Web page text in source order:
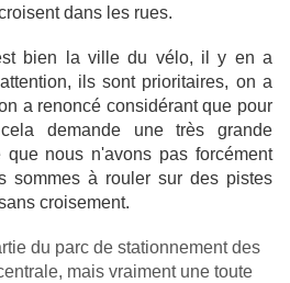
dans les rues.
bien la ville du vélo, il y en a
ils sont prioritaires, on a
a renoncé considérant que pour
demande une très grande
que nous n'avons pas forcément
sommes à rouler sur des pistes
croisement.
du parc de stationnement des
mais vraiment une toute